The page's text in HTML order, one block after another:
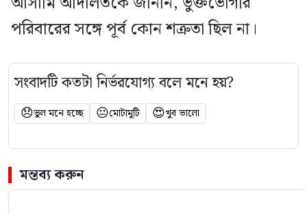
পরিবারের সঙ্গে পূর্ব কোন শত্রুতা ছিল না।
সংবাদটি কতটা নির্ভরযোগ্য বলে মনে হয়?
😞ভুল মনে হচ্ছে 😐মোটামুটি 😍খুব ভালো
মন্তব্য করুন